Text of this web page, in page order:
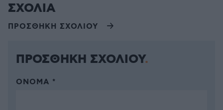
ΣΧΟΛΙΑ
ΠΡΟΣΘΗΚΗ ΣΧΟΛΙΟΥ
ΠΡΟΣΘΗΚΗ ΣΧΟΛΙΟΥ
ΌΝΟΜΑ *